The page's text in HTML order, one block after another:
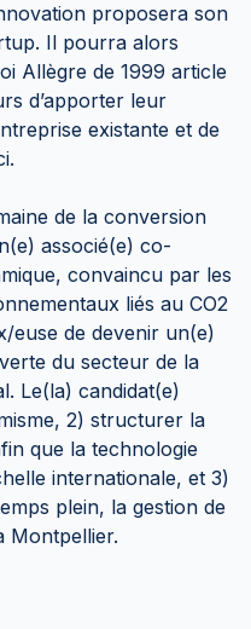
proposera son
Il pourra alors
Allègre de 1999 article
d’apporter leur
existante et de
de la conversion
associé(e) co-
convaincu par les
liés au CO2
euse de devenir un(e)
du secteur de la
Le(la) candidat(e)
2) structurer la
que la technologie
internationale, et 3)
plein, la gestion de
Montpellier.